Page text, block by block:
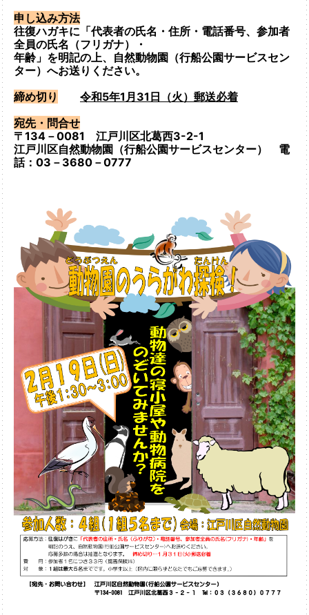
申し込み方法
往復ハガキに「代表者の氏名・住所・電話番号、参加者
全員の氏名（フリガナ）・
年齢」を明記の上、自然動物園（行船公園サービスセン
ター）へお送りください。
締め切り 令和5年1月31日（火）郵送必着
宛先・問合せ
〒134－0081 江戸川区北葛西3-2-1
江戸川区自然動物園（行船公園サービスセンター） 電
話：03－3680－0777